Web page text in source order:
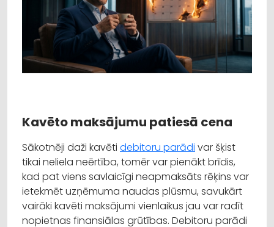
Kavēto maksājumu patiesā cena
Sākotnēji daži kavēti debitoru parādi var šķist
tikai neliela neērtība, tomēr var pienākt brīdis,
kad pat viens savlaicīgi neapmaksāts rēķins var
ietekmēt uzņēmuma naudas plūsmu, savukārt
vairāki kavēti maksājumi vienlaikus jau var radīt
nopietnas finansiālas grūtības. Debitoru parādi